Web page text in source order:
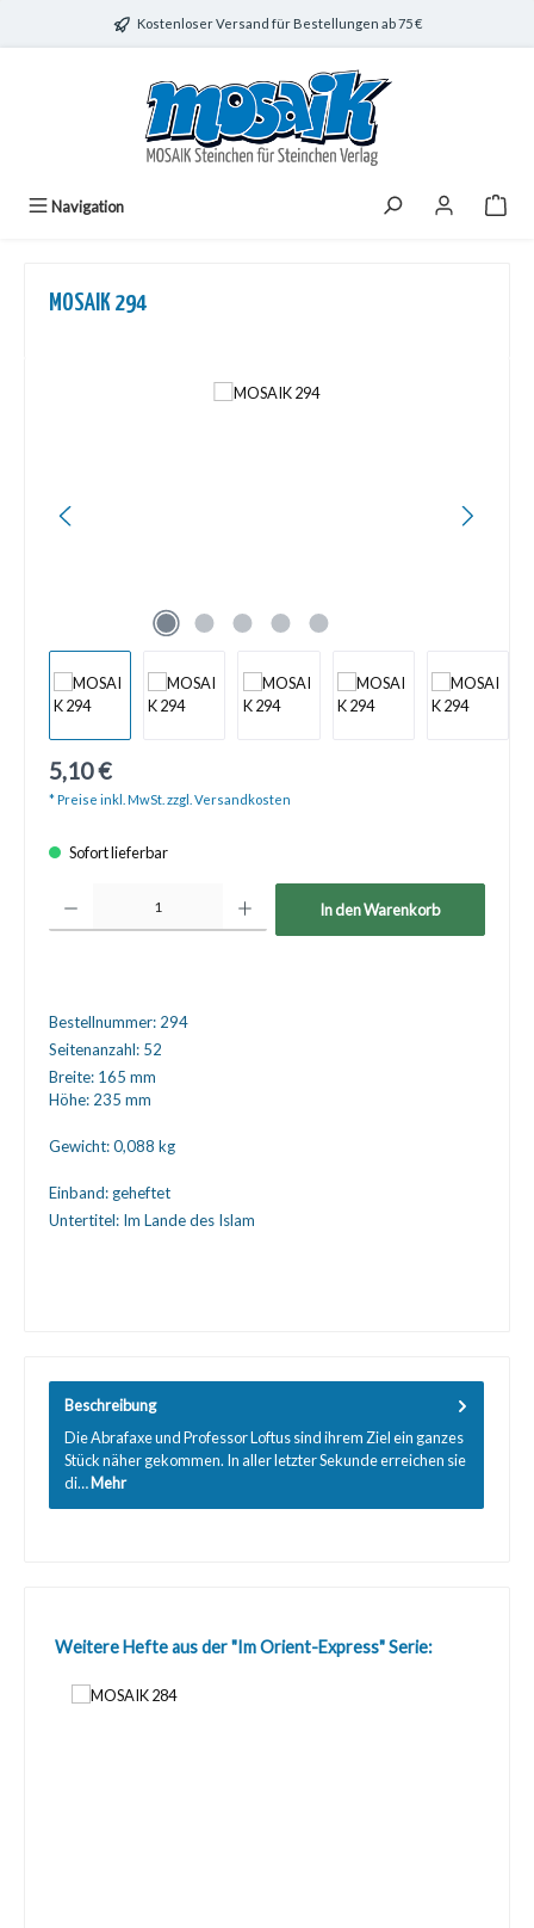
Zum Hauptinhalt springenKostenloser Versand für Bestellungen ab 75 €
Navigation
MOSAIK 294
5,10 €
* Preise inkl. MwSt. zzgl. Versandkosten
Sofort lieferbar
In den Warenkorb
Bestellnummer: 294
Seitenanzahl: 52
Breite: 165 mm
Höhe: 235 mm
Gewicht:0,088 kg
Einband: geheftet
Untertitel: Im Lande des Islam
Beschreibung
Die Abrafaxe und Professor Loftus sind ihrem Ziel ein ganzes
Stück näher gekommen. In aller letzter Sekunde erreichen sie
di…Mehr
Produktgalerie überspringen
Weitere Hefte aus der "Im Orient-Express" Serie: